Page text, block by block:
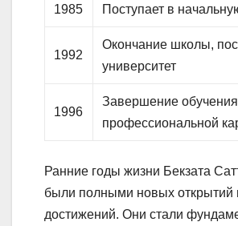
1985 Поступает в
1992
Окончание школы,
университет
1996
Завершение
профессиональной
Ранние годы жизни Бекзата
были полными новых открытий
достижений. Они стали